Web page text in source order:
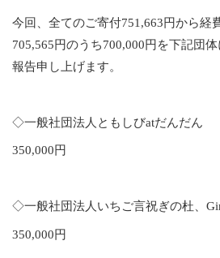
今回、全てのご寄付751,663円から経
705,565円のうち700,000円を下記団
報告申し上げます。
◇一般社団法人ともしびatだんだん
350,000円
◇一般社団法人いちご言祝ぎの杜、
350,000円